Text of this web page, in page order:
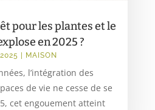
pour les plantes et le
en 2025 ?
MAISON
l’intégration des
de vie ne cesse de se
cet engouement atteint